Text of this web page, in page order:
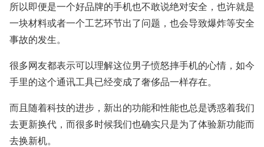
所以即便是一个好品牌的手机也不敢说绝对安全，也许就是
一块材料或者一个工艺环节出了问题，也会导致爆炸等安全
事故的发生。
很多网友都表示可以理解这位男子愤怒摔手机的心情，如今
手里的这个通讯工具已经变成了奢侈品一样存在。
而且随着科技的进步，新出的功能和性能也总是诱惑着我们
去更新换代，而很多时候我们也确实只是为了体验新功能而
去换新机。